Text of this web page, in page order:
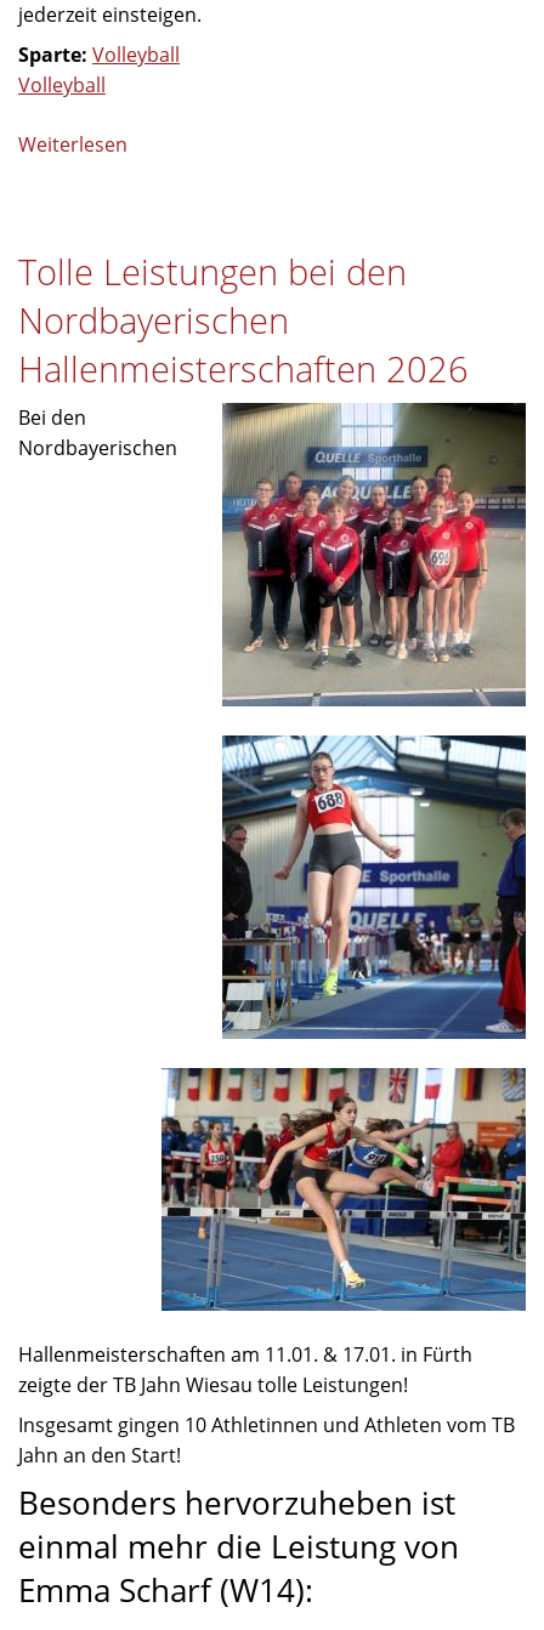
jederzeit einsteigen.
Sparte: Volleyball
Volleyball
Weiterlesen
Volleyball
Tolle Leistungen bei den
Nordbayerischen
Hallenmeisterschaften 2026
Bei den
Nordbayerischen
Hallenmeisterschaften am 11.01. & 17.01. in Fürth
zeigte der TB Jahn Wiesau tolle Leistungen!
Insgesamt gingen 10 Athletinnen und Athleten vom TB
Jahn an den Start!
Besonders hervorzuheben ist
einmal mehr die Leistung von
Emma Scharf (W14):